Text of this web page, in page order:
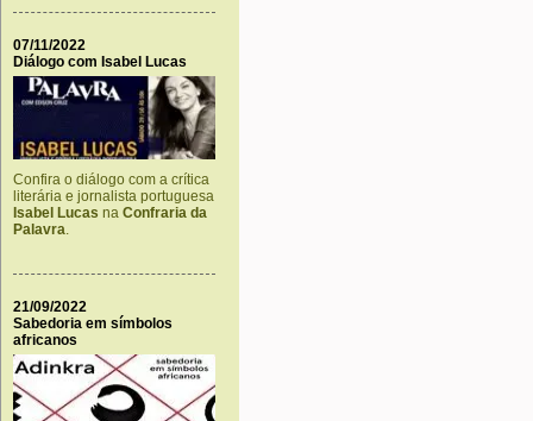
07/11/2022
Diálogo com Isabel Lucas
Confira o diálogo com a crítica
literária e jornalista portuguesa
Isabel Lucas na Confraria da
Palavra.
21/09/2022
Sabedoria em símbolos
africanos